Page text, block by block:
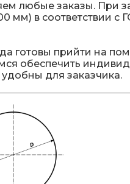
любые заказы. При
в соответствии с
готовы прийти на
обеспечить
для заказчика.